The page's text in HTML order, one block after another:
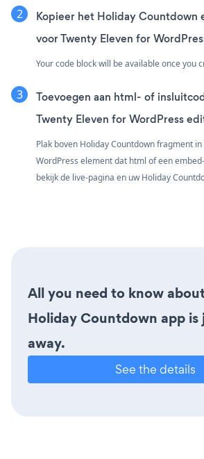
Kopieer het Holiday
voor Twenty Eleven for
Your code block will be available once you
Toevoegen aan html- of
Twenty Eleven for WordPress
Plak boven Holiday Countdown fragment
WordPress element dat html of een
bekijk de live-pagina en uw Holiday
All you need to know
Holiday Countdown app is
away.
See the details